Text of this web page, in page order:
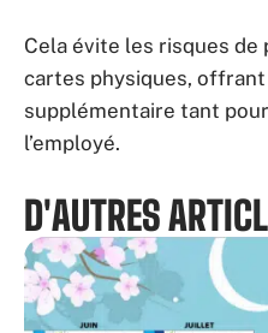
Cela évite les risques de
cartes physiques,
supplémentaire tant
l’employé.
D'AUTRES